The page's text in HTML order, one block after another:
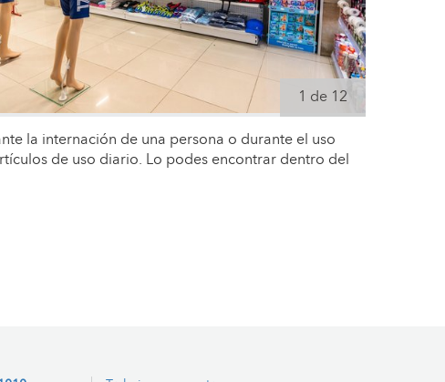
1 de 12
la internación de una persona o durante el uso
de uso diario. Lo podes encontrar dentro del